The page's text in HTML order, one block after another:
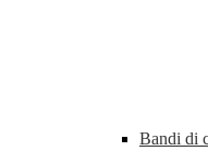
Bandi di